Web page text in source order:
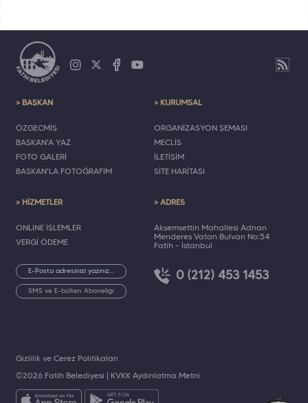
> BAŞKAN
ÖZGEÇMİŞ
BAŞKAN'A YAZ
FOTO GALERİ
BAŞKAN'LA FOTOĞRAFIM
> KURUMSAL
ORGANİZASYON ŞEMASI
MECLİS
İLETİŞİM
SİTE HARİTASI
> HİZMETLER
ONLINE İŞLEMLER
VERGİ ÖDEME
SMS ve E-bülten Aboneliği
> ADRES
Akşemsettin Mahallesi Adnan
Menderes Vatan Bulvarı No:54
Fatih - İstanbul
0 (212) 453 1453
©2026 Fatih Belediyesi | KVKK Aydınlatma Metni
Gizlilik ve Çerez Politikaları